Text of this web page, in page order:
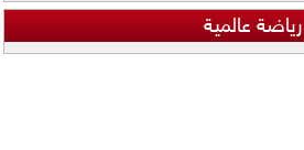
رياضة عالمية